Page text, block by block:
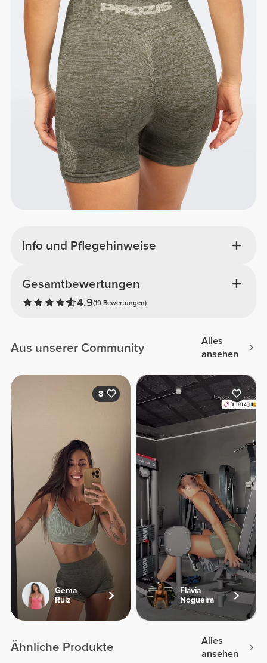
Info und Pflegehinweise
Gesamtbewertungen
4.9(19 Bewertungen)
Aus unserer Community
Alles
ansehen
8
Gema
Ruiz
Flávia
Nogueira
Ähnliche Produkte
Alles
ansehen